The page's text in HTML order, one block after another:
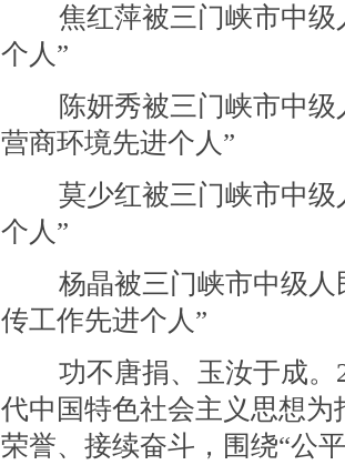
焦红萍被三门峡市中级
个人”
陈妍秀被三门峡市中级
营商环境先进个人”
莫少红被三门峡市中级
个人”
杨晶被三门峡市中级人
传工作先进个人”
功不唐捐、玉汝于成。
代中国特色社会主义思想
荣誉、接续奋斗，围绕“公